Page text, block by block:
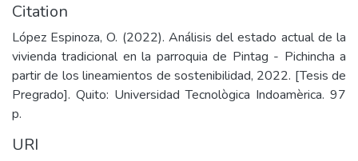
Citation
López Espinoza, O. (2022). Análisis del estado actual de la
vivienda tradicional en la parroquia de Pintag - Pichincha a
partir de los lineamientos de sostenibilidad, 2022. [Tesis de
Pregrado]. Quito: Universidad Tecnològica Indoamèrica. 97
p.
URI